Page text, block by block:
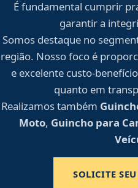
É fundamental cumprir
garantir a
Somos destaque no
região. Nosso foco é
e excelente custo-
quanto em
Realizamos também
Moto, Guincho para
SOLICITE